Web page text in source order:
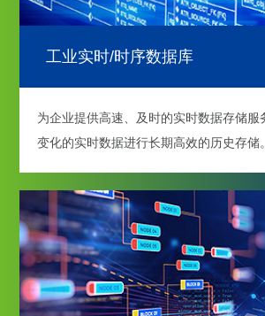
工业实时/时序数据库
为企业提供高速、及时的实时数据存储服
变化的实时数据进行长期高效的历史存储。